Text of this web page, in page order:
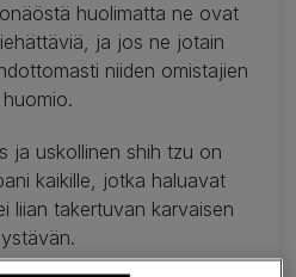
huolimatta ne ovat
ja jos ne jotain
niiden omistajien
huomio.
ja uskollinen shih tzu on
kaikille, jotka haluavat
liian takertuvan karvaisen
ystävän.